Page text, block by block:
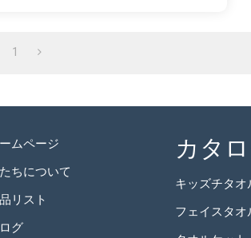
1
ムページ
ちについて
リスト
グ
カタ
キッズチタオ
フェイスタオ